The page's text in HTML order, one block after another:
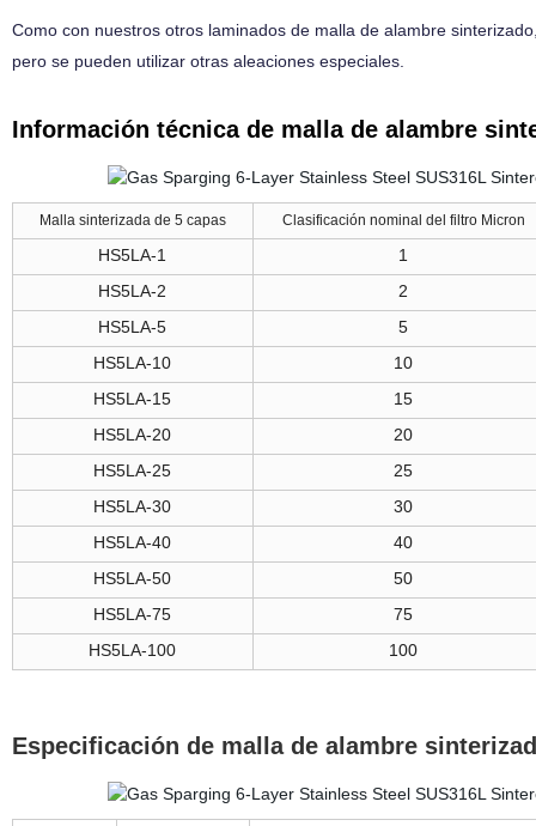
Como con nuestros otros laminados de malla de alambre
pero se pueden utilizar otras aleaciones especiales.
Información técnica de malla de alambre
Malla sinterizada de 5 capas Clasificación nominal del filtro Micron
HS5LA-1
1
HS5LA-2
2
HS5LA-5
5
HS5LA-10
10
HS5LA-15
15
HS5LA-20
20
HS5LA-25
25
HS5LA-30
30
HS5LA-40
40
HS5LA-50
50
HS5LA-75
75
HS5LA-100 100
Especificación de malla de alambre